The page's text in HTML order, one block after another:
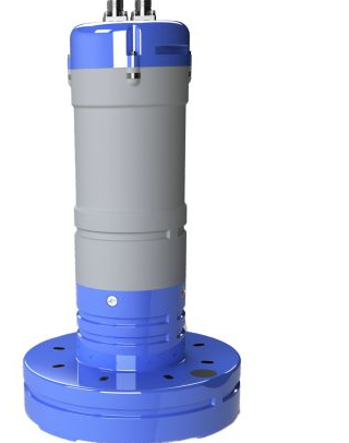
水位/水質計
ラジコンボート・橋上操作艇
プロファイリングフロート・水中グライダ
設置/係留系アクセサリ
サブボトムプロファイラ
ハイドロフォン
ダイバーナビゲーション
リンク集
アクセス
プライバシーポリシー